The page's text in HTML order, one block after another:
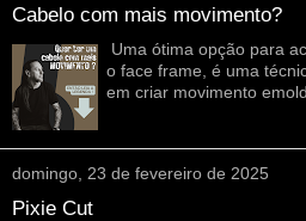
Cabelo com mais movimento?
Uma ótima opção para
o face frame, é uma
em criar movimento
domingo, 23 de fevereiro de 2025
Pixie Cut